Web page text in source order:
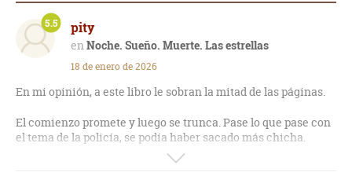
pity
Noche. Sueño. Muerte. Las estrellas
5.5
18 de enero de 2026
En mi opinión, a este libro le sobran la mitad de las páginas.
El comienzo promete y luego se trunca. Pase lo que pase con
el tema de la policía, se podía haber sacado más chicha.
Y, hacia al final, el racismo de los hijos hacia el novio de la